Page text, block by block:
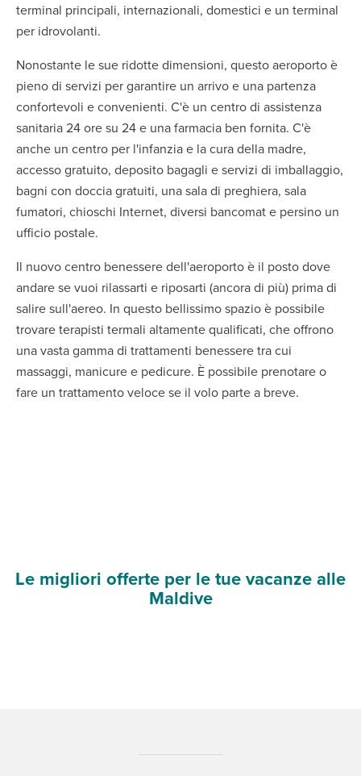
terminal principali, internazionali, domestici e un terminal
per idrovolanti.
Nonostante le sue ridotte dimensioni, questo aeroporto è
pieno di servizi per garantire un arrivo e una partenza
confortevoli e convenienti. C'è un centro di assistenza
sanitaria 24 ore su 24 e una farmacia ben fornita. C'è
anche un centro per l'infanzia e la cura della madre,
accesso gratuito, deposito bagagli e servizi di imballaggio,
bagni con doccia gratuiti, una sala di preghiera, sala
fumatori, chioschi Internet, diversi bancomat e persino un
ufficio postale.
Il nuovo centro benessere dell'aeroporto è il posto dove
andare se vuoi rilassarti e riposarti (ancora di più) prima di
salire sull'aereo. In questo bellissimo spazio è possibile
trovare terapisti termali altamente qualificati, che offrono
una vasta gamma di trattamenti benessere tra cui
massaggi, manicure e pedicure. È possibile prenotare o
fare un trattamento veloce se il volo parte a breve.
Le migliori offerte per le tue vacanze alle
Maldive